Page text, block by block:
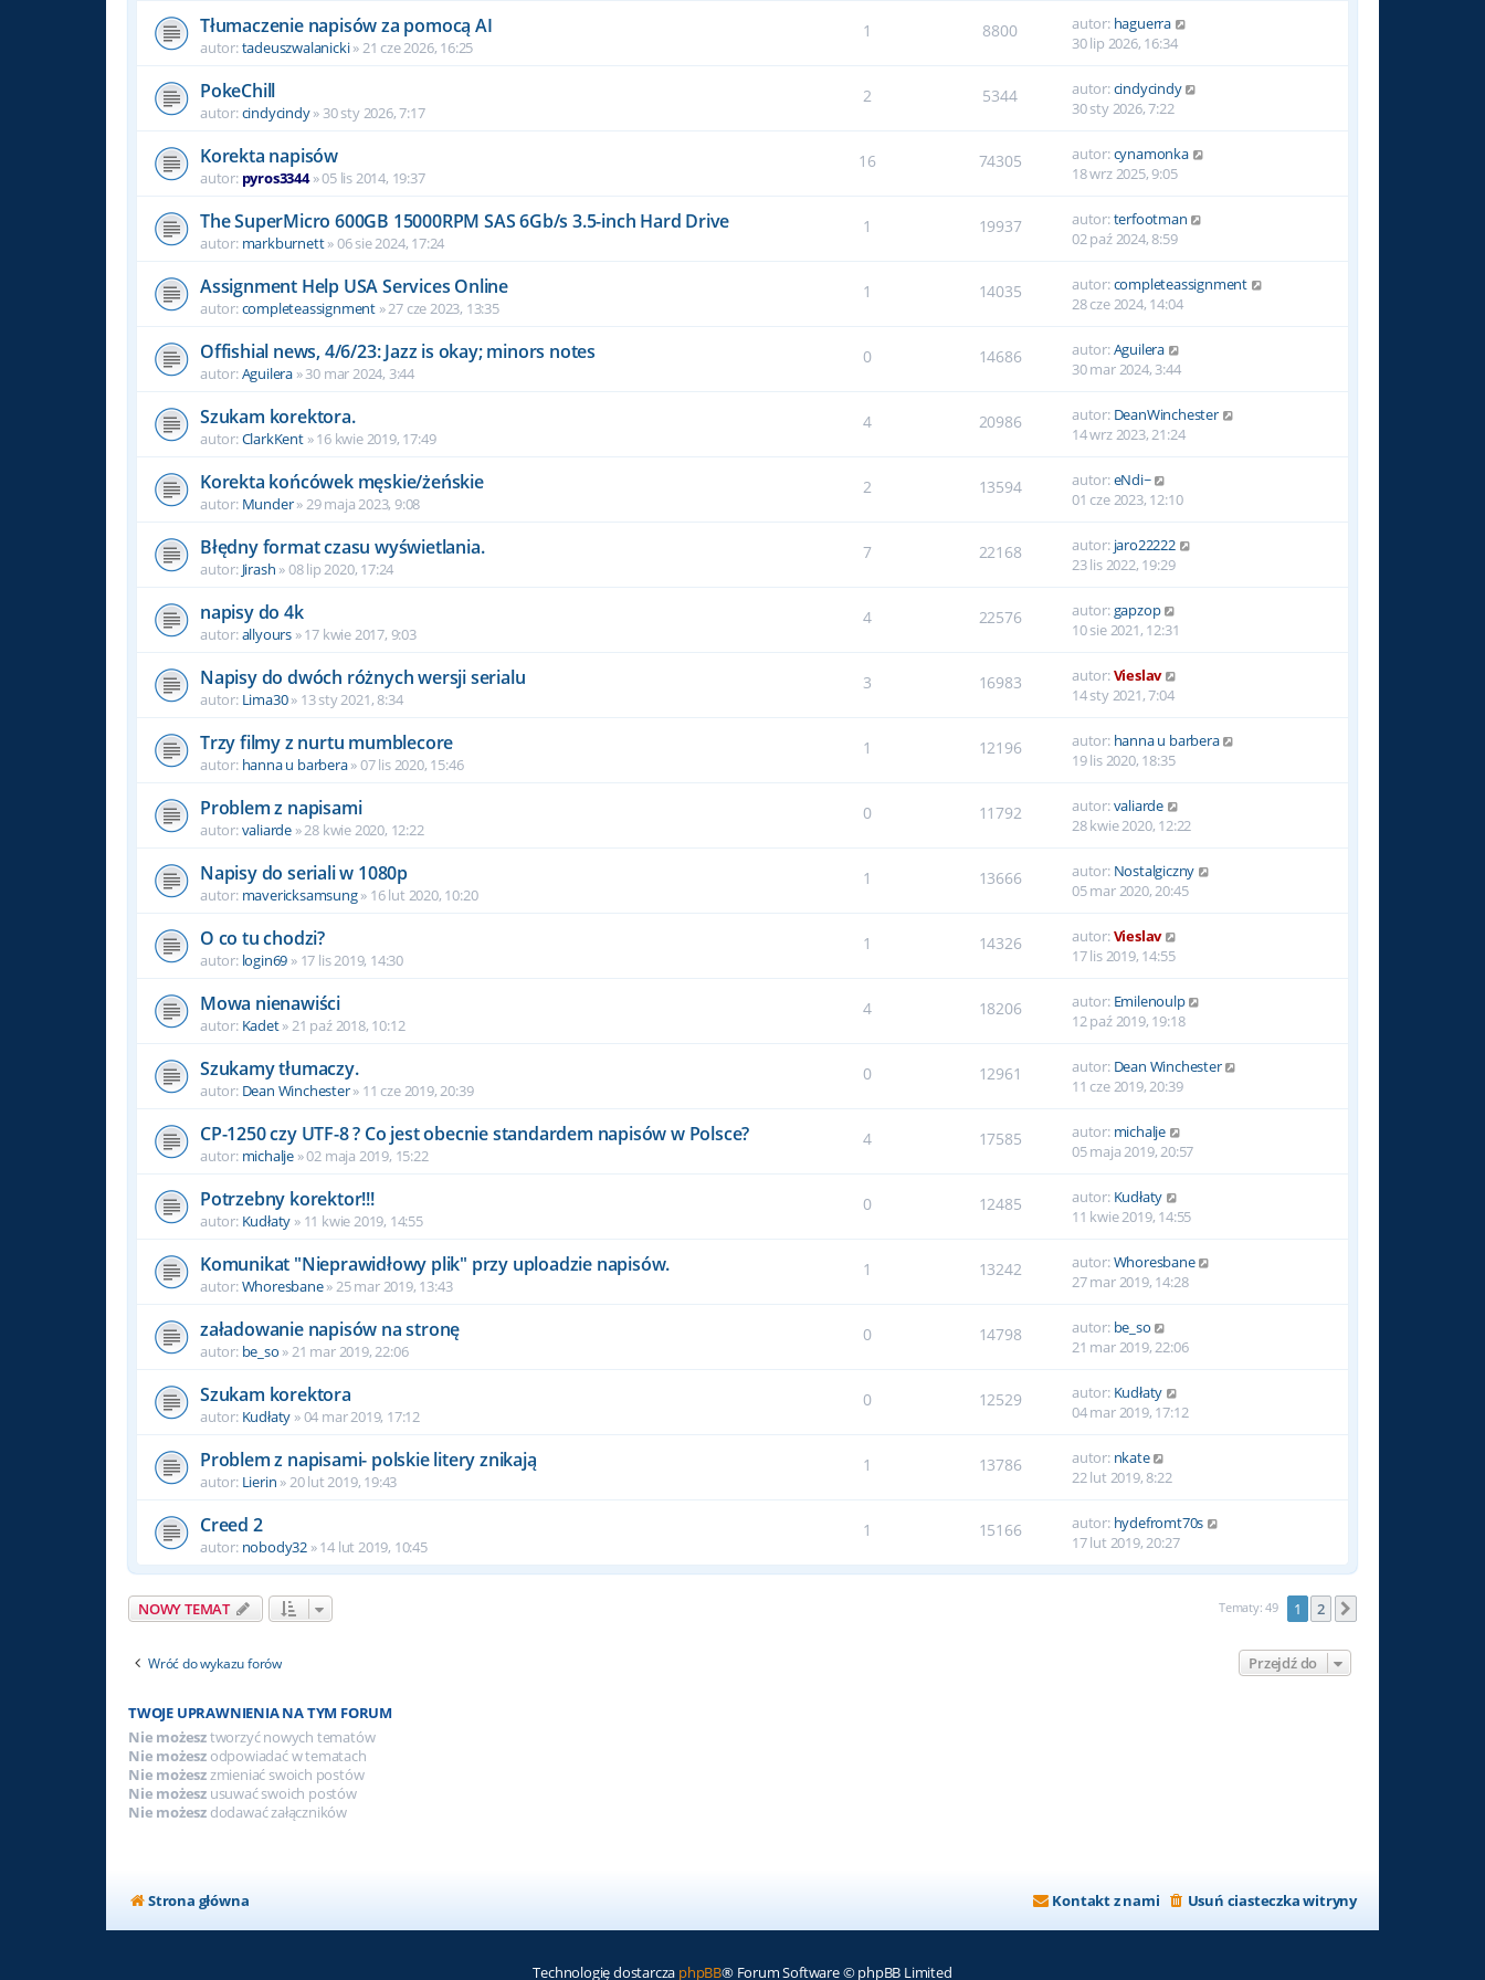
Tłumaczenie napisów za pomocą AI
autor:tadeuszwalanicki» 21 cze 2026, 16:25
1 8800 autor: haguerra
30 lip 2026, 16:34
PokeChill
autor:cindycindy» 30 sty 2026, 7:17
2 5344 autor:cindycindy
30 sty 2026, 7:22
Korekta napisów
autor: pyros3344» 05 lis 2014, 19:37
16 74305 autor:cynamonka
18 wrz 2025, 9:05
The SuperMicro 600GB 15000RPM SAS 6Gb/s 3.5-inch Hard Drive
autor: markburnett» 06 sie 2024, 17:24
1 19937 autor:terfootman
02 paź 2024, 8:59
Assignment Help USA Services Online
autor:completeassignment » 27 cze 2023, 13:35
1 14035 autor:completeassignment
28 cze 2024, 14:04
Offishial news, 4/6/23: Jazz is okay; minors notes
autor:Aguilera » 30 mar 2024, 3:44
0 14686 autor:Aguilera
30 mar 2024, 3:44
Szukam korektora.
autor:ClarkKent» 16 kwie 2019, 17:49
4 20986 autor: DeanWinchester
14 wrz 2023, 21:24
Korekta końcówek męskie/żeńskie
autor: Munder» 29 maja 2023, 9:08
2 13594 autor:eNdi~
01 cze 2023, 12:10
Błędny format czasu wyświetlania.
autor: Jirash » 08 lip 2020, 17:24
7 22168 autor: jaro22222
23 lis 2022, 19:29
napisy do 4k
autor:allyours » 17 kwie 2017, 9:03
4 22576 autor:gapzop
10 sie 2021, 12:31
Napisy do dwóch różnych wersji serialu
autor: Lima30» 13 sty 2021, 8:34
3 16983 autor:Vieslav
14 sty 2021, 7:04
Trzy filmy z nurtu mumblecore
autor: hanna u barbera» 07 lis 2020, 15:46
1 12196 autor: hanna u barbera
19 lis 2020, 18:35
Problem z napisami
autor:valiarde » 28 kwie 2020, 12:22
0 11792 autor:valiarde
28 kwie 2020, 12:22
Napisy do seriali w 1080p
autor: mavericksamsung» 16 lut 2020, 10:20
1 13666 autor: Nostalgiczny
05 mar 2020, 20:45
O co tu chodzi?
autor: login69 » 17 lis 2019, 14:30
1 14326 autor:Vieslav
17 lis 2019, 14:55
Mowa nienawiści
autor: Kadet» 21 paź 2018, 10:12
4 18206 autor: Emilenoulp
12 paź 2019, 19:18
Szukamy tłumaczy.
autor: Dean Winchester» 11 cze 2019, 20:39
0 12961 autor: Dean Winchester
11 cze 2019, 20:39
CP-1250 czy UTF-8 ? Co jest obecnie standardem napisów w Polsce?
autor: michalje » 02 maja 2019, 15:22
4 17585 autor: michalje
05 maja 2019, 20:57
Potrzebny korektor!!!
autor: Kudłaty » 11 kwie 2019, 14:55
0 12485 autor: Kudłaty
11 kwie 2019, 14:55
Komunikat "Nieprawidłowy plik" przy uploadzie napisów.
autor:Whoresbane» 25 mar 2019, 13:43
1 13242 autor:Whoresbane
27 mar 2019, 14:28
załadowanie napisów na stronę
autor: be_so » 21 mar 2019, 22:06
0 14798 autor: be_so
21 mar 2019, 22:06
Szukam korektora
autor: Kudłaty » 04 mar 2019, 17:12
0 12529 autor: Kudłaty
04 mar 2019, 17:12
Problem z napisami- polskie litery znikają
autor: Lierin » 20 lut 2019, 19:43
1 13786 autor: nkate
22 lut 2019, 8:22
Creed 2
autor: nobody32 » 14 lut 2019, 10:45
1 15166 autor: hydefromt70s
17 lut 2019, 20:27
NOWY TEMAT Tematy: 49 1 2
Wróć do wykazu forów Przejdź do
TWOJE UPRAWNIENIA NA TYM FORUM
Nie możesztworzyć nowych tematów
Nie możesz odpowiadać w tematach
Nie możeszzmieniać swoich postów
Nie możesz usuwać swoich postów
Nie możesz dodawać załączników
Strona główna Usuń ciasteczka witryny
Kontakt z nami
Technologię dostarcza phpBB® Forum Software © phpBB Limited